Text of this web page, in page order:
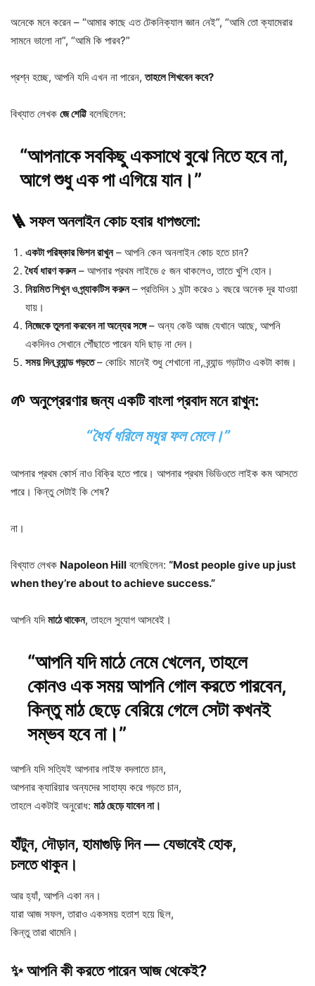
অনেকে মনে করেন – “আমার কাছে এত টেকনিক্যাল জ্ঞান নেই”, “আমি তো ক্যামেরার
সামনে ভালো না”, “আমি কি পারব?”
প্রশ্ন হচ্ছে, আপনি যদি এখন না পারেন,তাহলে শিখবেন কবে?
বিখ্যাত লেখক জে শেট্টিবলেছিলেন:
“আপনাকে সবকিছু একসাথে বুঝে নিতে হবে না,
আগে শুধু এক পা এগিয়ে যান।”
🪜 সফল অনলাইন কোচ হবার ধাপগুলো:
একটা পরিষ্কার ভিশন রাখুন– আপনি কেন অনলাইন কোচ হতে চান?
ধৈর্য ধারণ করুন– আপনার প্রথম লাইভে ৫ জন থাকলেও, তাতে খুশি হোন।
নিয়মিত শিখুন ও প্র্যাকটিস করুন– প্রতিদিন ১ ঘন্টা করেও ১ বছরে অনেক দূর যাওয়া
যায়।
নিজেকে তুলনা করবেন না অন্যের সঙ্গে– অন্য কেউ আজ যেখানে আছে, আপনি
একদিনও সেখানে পৌঁছাতে পারেন যদি ছাড় না দেন।
সময় দিন ব্র্যান্ড গড়তে– কোচিং মানেই শুধু শেখানো না, ব্র্যান্ড গড়াটাও একটা কাজ।
🌱 অনুপ্রেরণার জন্য একটি বাংলা প্রবাদ মনে রাখুন:
“ধৈর্য ধরিলে মধুর ফল মেলে।”
আপনার প্রথম কোর্স নাও বিক্রি হতে পারে। আপনার প্রথম ভিডিওতে লাইক কম আসতে
পারে। কিন্তু সেটাই কি শেষ?
না।
বিখ্যাত লেখক Napoleon Hill বলেছিলেন: “Most people give up just
when they’re about to achieve success.”
আপনি যদিমাঠে থাকেন, তাহলে সুযোগ আসবেই।
“আপনি যদি মাঠে নেমে খেলেন, তাহলে
কোনও এক সময় আপনি গোল করতে পারবেন,
কিন্তু মাঠ ছেড়ে বেরিয়ে গেলে সেটা কখনই
সম্ভব হবে না।”
আপনি যদি সত্যিই আপনার লাইফ বদলাতে চান,
আপনার ক্যারিয়ার অন্যদের সাহায্য করে গড়তে চান,
তাহলে একটাই অনুরোধ: মাঠ ছেড়ে যাবেন না।
হাঁটুন, দৌড়ান, হামাগুড়ি দিন — যেভাবেই হোক,
চলতে থাকুন।
আর হ্যাঁ, আপনি একা নন।
যারা আজ সফল, তারাও একসময় হতাশ হয়ে ছিল,
কিন্তু তারা থামেনি।
✨ আপনি কী করতে পারেন আজ থেকেই?